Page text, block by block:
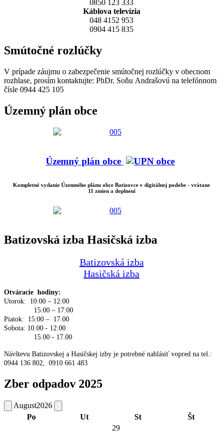
0850 123 333
Káblova televízia
048 4152 953
0904 415 835
Smútočné rozlúčky
V prípade záujmu o zabezpečenie smútočnej rozlúčky v obecnom
rozhlase, prosím kontaktujte: PhDr. Soňu Andrašovú na telefónnom
čísle 0944 425 105
Územný plán obce
Územný plán obce
Kompletné vydanie Územného plánu obce Batizovce v digitálnej podobe - vrátane
11 zmien a doplnení
Batizovská izba Hasičská izba
Batizovská izba
Hasičská izba
Otváracie hodiny:
Utorok: 10:00 – 12:00
15:00 – 17:00
Piatok: 15:00 – 17.00
Sobota: 10.00 - 12.00
15.00 - 17.00
Návštevu Batizovskej a Hasičskej izby je potrebné nahlásiť vopred na tel.:
0944 136 802, 0910 661 483
Zber odpadov 2025
August2026
Po
Ut St Št
29